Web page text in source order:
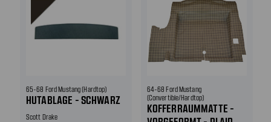
65-68 Ford Mustang (Hardtop)
HUTABLAGE - SCHWARZ
Scott Drake
64-68 Ford Mustang
(Convertible/Hardtop)
KOFFERRAUMMATTE -